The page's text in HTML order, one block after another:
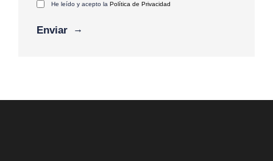
He leído y acepto la Política de Privacidad